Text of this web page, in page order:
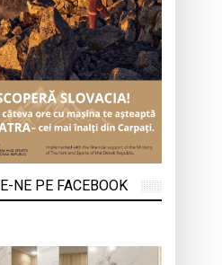
NE PE FACEBOOK